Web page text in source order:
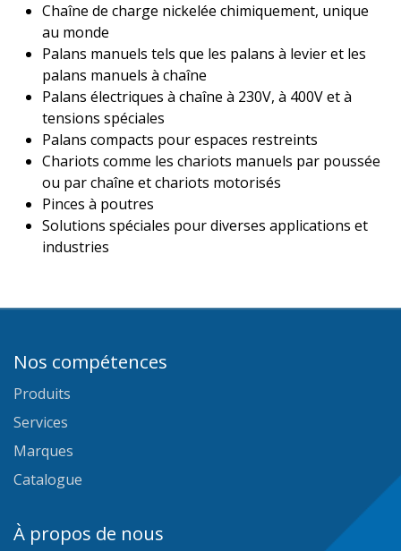
Chaîne de charge nickelée chimiquement, unique
au monde
Palans manuels tels que les palans à levier et les
palans manuels à chaîne
Palans électriques à chaîne à 230V, à 400V et à
tensions spéciales
Palans compacts pour espaces restreints
Chariots comme les chariots manuels par poussée
ou par chaîne et chariots motorisés
Pinces à poutres
Solutions spéciales pour diverses applications et
industries
Nos compétences
Produits
Services
Marques
Catalogue
À propos de nous